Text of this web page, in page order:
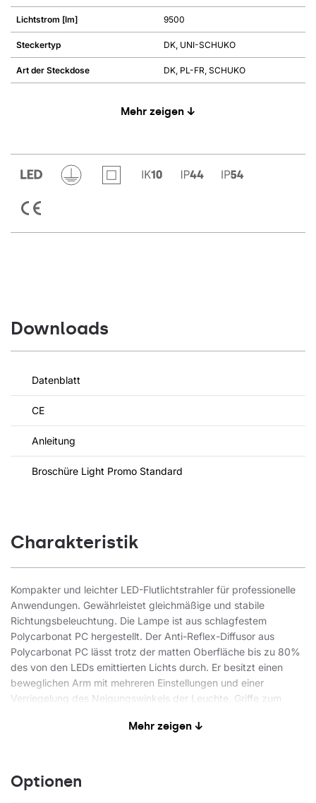
Lichtstrom [lm] 9500
Steckertyp DK, UNI-SCHUKO
Art der Steckdose DK, PL-FR, SCHUKO
Mehr zeigen ↓
Downloads
Datenblatt
CE
Anleitung
Broschüre Light Promo Standard
Charakteristik
Kompakter und leichter LED-Flutlichtstrahler für professionelle
Anwendungen. Gewährleistet gleichmäßige und stabile
Richtungsbeleuchtung. Die Lampe ist aus schlagfestem
Polycarbonat PC hergestellt. Der Anti-Reflex-Diffusor aus
Polycarbonat PC lässt trotz der matten Oberfläche bis zu 80%
des von den LEDs emittierten Lichts durch. Er besitzt einen
beweglichen Arm mit mehreren Einstellungen und einer
Verriegelung des Neigungswinkels der Leuchte, Griffe zum
Mehr zeigen ↓
Optionen